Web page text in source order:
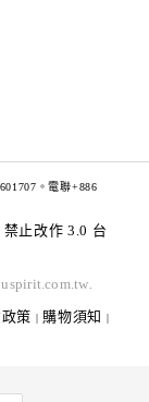
。電聯+886
止改作 3.0 台
策 | 購物須知 |